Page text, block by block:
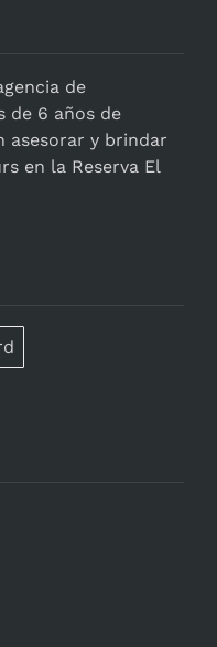
de
de 6 años de
asesorar y brindar
en la Reserva El